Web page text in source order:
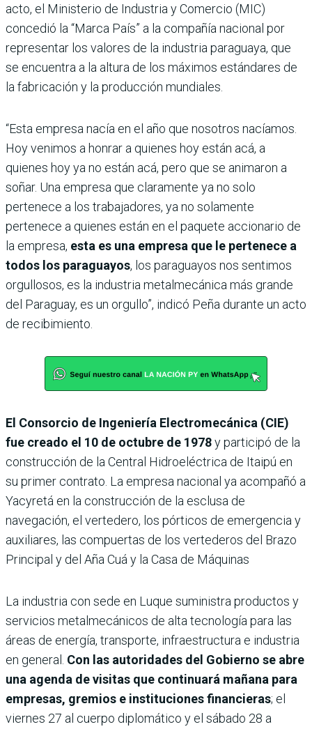
acto, el Ministerio de Industria y Comercio (MIC)
concedió la “Marca País” a la compañía nacional por
representar los valores de la industria paraguaya, que
se encuentra a la altura de los máximos estándares de
la fabricación y la producción mundiales.
“Esta empresa nacía en el año que nosotros nacíamos.
Hoy venimos a honrar a quienes hoy están acá, a
quienes hoy ya no están acá, pero que se animaron a
soñar. Una empresa que claramente ya no solo
pertenece a los trabajadores, ya no solamente
pertenece a quienes están en el paquete accionario de
la empresa, esta es una empresa que le pertenece a
todos los paraguayos, los paraguayos nos sentimos
orgullosos, es la industria metalmecánica más grande
del Paraguay, es un orgullo”, indicó Peña durante un acto
de recibimiento.
El Consorcio de Ingeniería Electromecánica (CIE)
fue creado el 10 de octubre de 1978y participó de la
construcción de la Central Hidroeléctrica de Itaipú en
su primer contrato. La empresa nacional ya acompañó a
Yacyretá en la construcción de la esclusa de
navegación, el vertedero, los pórticos de emergencia y
auxiliares, las compuertas de los vertederos del Brazo
Principal y del Aña Cuá y la Casa de Máquinas
La industria con sede en Luque suministra productos y
servicios metalmecánicos de alta tecnología para las
áreas de energía, transporte, infraestructura e industria
en general. Con las autoridades del Gobierno se abre
una agenda de visitas que continuará mañana para
empresas, gremios e instituciones financieras; el
viernes 27 al cuerpo diplomático y el sábado 28 a